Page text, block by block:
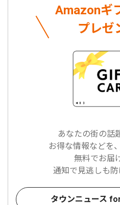
Amazonギ
プレゼ
あなたの街の話
お得な情報などを
無料でお届
通知で見逃しも防
タウンニュース